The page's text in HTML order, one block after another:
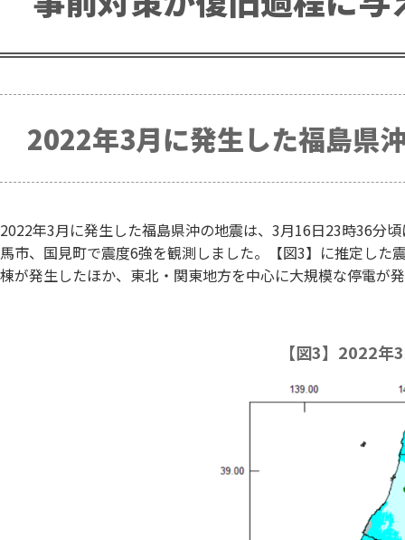
2022年3月に発生した福島県
2022年3月に発生した福島県沖の地震は、3月16日23時36分
馬市、国見町で震度6強を観測しました。【図3】に推定し
棟が発生したほか、東北・関東地方を中心に大規模な停電が
【図3】2022